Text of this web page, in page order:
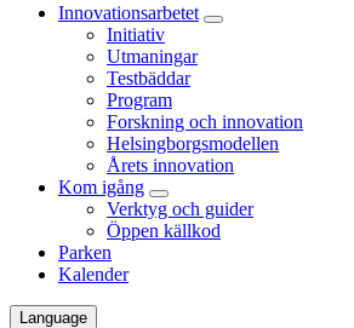
Innovationsarbetet
Initiativ
Utmaningar
Testbäddar
Program
Forskning och innovation
Helsingborgsmodellen
Årets innovation
Kom igång
Verktyg och guider
Öppen källkod
Parken
Kalender
Language